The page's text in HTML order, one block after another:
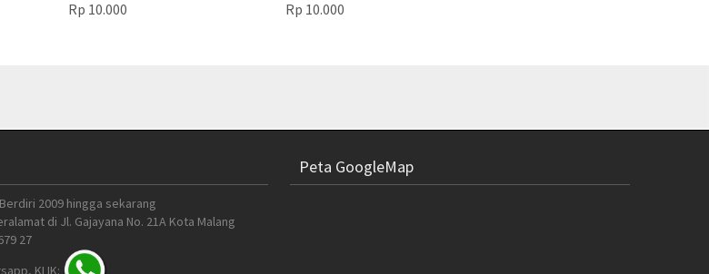
Rp 10.000 Rp 10.000
2009 hingga sekarang
di Jl. Gajayana No. 21A Kota Malang
27
KLIK:
Peta GoogleMap